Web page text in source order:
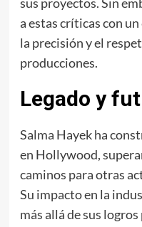
a estas críticas con
la precisión y el
producciones.
Legado y
Salma Hayek ha
en Hollywood,
caminos para otras
Su impacto en la
más allá de sus